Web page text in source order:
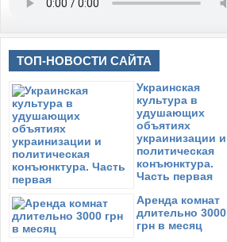
ТОП-НОВОСТИ САЙТА
Украинская
культура в
удушающих
объятиях
украинизации и
политическая
конъюнктура.
Часть первая
Аренда комнат
длительно 3000
грн в месяц